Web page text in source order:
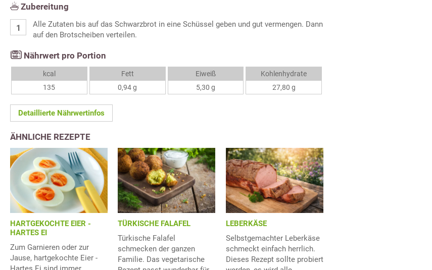
Zubereitung
Alle Zutaten bis auf das Schwarzbrot in eine Schüssel geben und gut vermengen. Dann
auf den Brotscheiben verteilen.
Nährwert pro Portion
kcal
135
Fett
0,94 g
Eiweiß
5,30 g
Kohlenhydrate
27,80 g
Detaillierte Nährwertinfos
ÄHNLICHE REZEPTE
HARTGEKOCHTE EIER -
HARTES EI
Zum Garnieren oder zur
Jause, hartgekochte Eier -
TÜRKISCHE FALAFEL
Türkische Falafel
schmecken der ganzen
Familie. Das vegetarische
LEBERKÄSE
Selbstgemachter Leberkäse
schmeckt einfach herrlich.
Dieses Rezept sollte probiert